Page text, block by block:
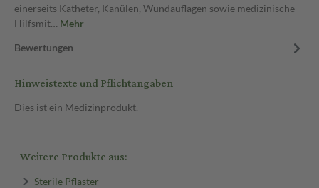
einerseits Katheter, Kanülen, Wundauflagen sowie medizinische
Hilfsmit… Mehr
Bewertungen
Hinweistexte und Pflichtangaben
Dies ist ein Medizinprodukt.
Weitere Produkte aus:
Sterile Pflaster